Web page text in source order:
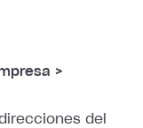
>
del